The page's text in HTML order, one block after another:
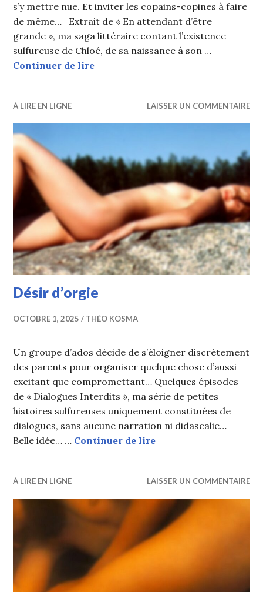
s’y mettre nue. Et inviter les copains-copines à faire
de même… Extrait de « En attendant d’être
grande », ma saga littéraire contant l’existence
sulfureuse de Chloé, de sa naissance à son …
Continuer de lireDu soleil sensuel sur ma peau
À LIRE EN LIGNE LAISSER UN COMMENTAIRE
Désir d’orgie
OCTOBRE 1, 2025 THÉO KOSMA
Un groupe d’ados décide de s’éloigner discrètement
des parents pour organiser quelque chose d’aussi
excitant que compromettant… Quelques épisodes
de « Dialogues Interdits », ma série de petites
histoires sulfureuses uniquement constituées de
dialogues, sans aucune narration ni didascalie…
Belle idée… … Continuer de lireDésir d’orgie
À LIRE EN LIGNE LAISSER UN COMMENTAIRE